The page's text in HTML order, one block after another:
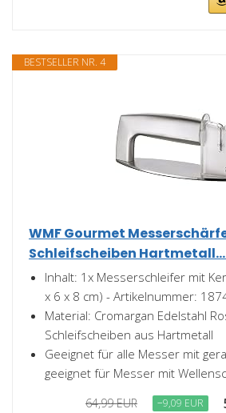
BESTSELLER NR. 4
WMF Gourmet
Schleifscheiben
Inhalt: 1x Messerschleifer mit
x 6 x 8 cm) - Artikelnummer:
Material: Cromargan Edelstahl
Schleifscheiben aus Hartmetall
Geeignet für alle Messer mit
geeignet für Messer mit
64,99 EUR −9,09 EUR